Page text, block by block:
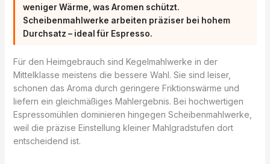
weniger Wärme, was Aromen schützt.
Scheibenmahlwerke arbeiten präziser bei hohem
Durchsatz – ideal für Espresso.
Für den Heimgebrauch sind Kegelmahlwerke in der
Mittelklasse meistens die bessere Wahl. Sie sind leiser,
schonen das Aroma durch geringere Friktionswärme und
liefern ein gleichmäßiges Mahlergebnis. Bei hochwertigen
Espressomühlen dominieren hingegen Scheibenmahlwerke,
weil die präzise Einstellung kleiner Mahlgradstufen dort
entscheidend ist.